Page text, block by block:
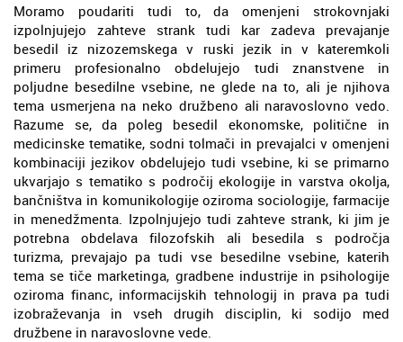
Moramo poudariti tudi to, da omenjeni strokovnjaki
izpolnjujejo zahteve strank tudi kar zadeva prevajanje
besedil iz nizozemskega v ruski jezik in v kateremkoli
primeru profesionalno obdelujejo tudi znanstvene in
poljudne besedilne vsebine, ne glede na to, ali je njihova
tema usmerjena na neko družbeno ali naravoslovno vedo.
Razume se, da poleg besedil ekonomske, politične in
medicinske tematike, sodni tolmači in prevajalci v omenjeni
kombinaciji jezikov obdelujejo tudi vsebine, ki se primarno
ukvarjajo s tematiko s področij ekologije in varstva okolja,
bančništva in komunikologije oziroma sociologije, farmacije
in menedžmenta. Izpolnjujejo tudi zahteve strank, ki jim je
potrebna obdelava filozofskih ali besedila s področja
turizma, prevajajo pa tudi vse besedilne vsebine, katerih
tema se tiče marketinga, gradbene industrije in psihologije
oziroma financ, informacijskih tehnologij in prava pa tudi
izobraževanja in vseh drugih disciplin, ki sodijo med
družbene in naravoslovne vede.